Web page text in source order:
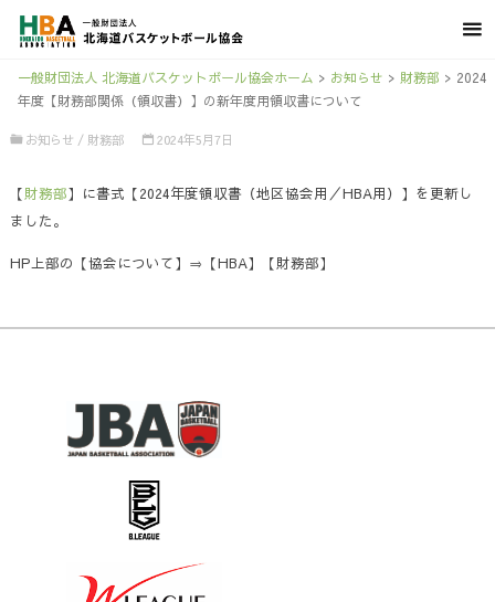
一般財団法人 北海道バスケットボール協会ホーム > お知らせ > 財務部 > 2024
年度【財務部関係（領収書）】の新年度用領収書について
お知らせ / 財務部 2024年5月7日
【財務部】に書式【2024年度領収書（地区協会用／HBA用）】を更新し
ました。
HP上部の【協会について】⇒【HBA】【財務部】